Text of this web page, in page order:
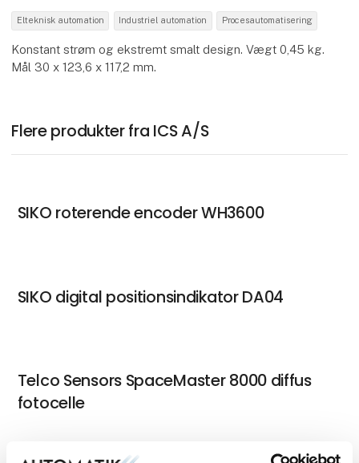
Elteknisk automation Industriel automation Procesautomatisering
Konstant strøm og ekstremt smalt design. Vægt 0,45 kg.
Mål 30 x 123,6 x 117,2 mm.
Flere produkter fra ICS A/S
SIKO roterende encoder WH3600
SIKO digital positionsindikator DA04
Telco Sensors SpaceMaster 8000 diffus
fotocelle